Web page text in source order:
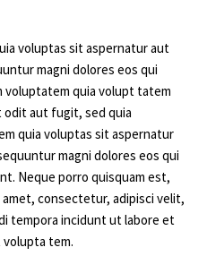
voluptas sit aspernatur aut
magni dolores eos qui
quia volupt tatem
odit aut fugit, sed quia
quia voluptas sit aspernatur
magni dolores eos qui
Neque porro quisquam est,
consectetur, adipisci velit,
tempora incidunt ut labore et
volupta tem.